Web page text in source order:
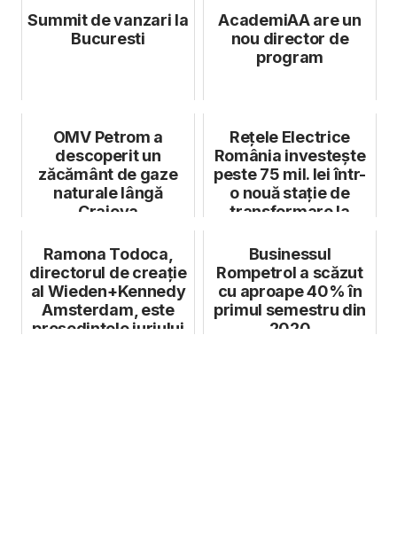
Summit de vanzari la
Bucuresti
AcademiAA are un
nou director de
program
OMV Petrom a
descoperit un
zăcământ de gaze
naturale lângă
Craiova
Rețele Electrice
România investește
peste 75 mil. lei într-
o nouă stație de
transformare la
Ramona Todoca,
directorul de creație
al Wieden+Kennedy
Amsterdam, este
președintele juriului
Businessul
Rompetrol a scăzut
cu aproape 40% în
primul semestru din
2020